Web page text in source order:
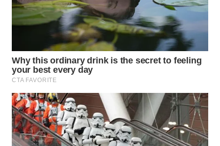
WN
DEPOK
TAPANULI
UTARA
WN
SAMOSIR
WN
PADANG